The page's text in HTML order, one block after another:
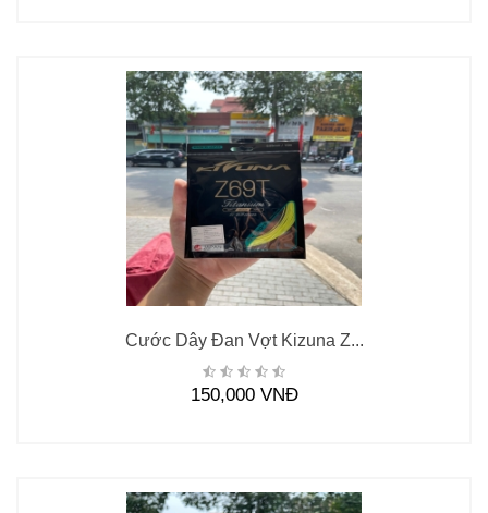
Cước Dây Đan Vợt Kizuna Z...
150,000 VNĐ